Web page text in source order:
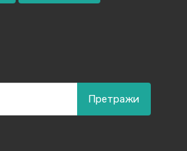
за: